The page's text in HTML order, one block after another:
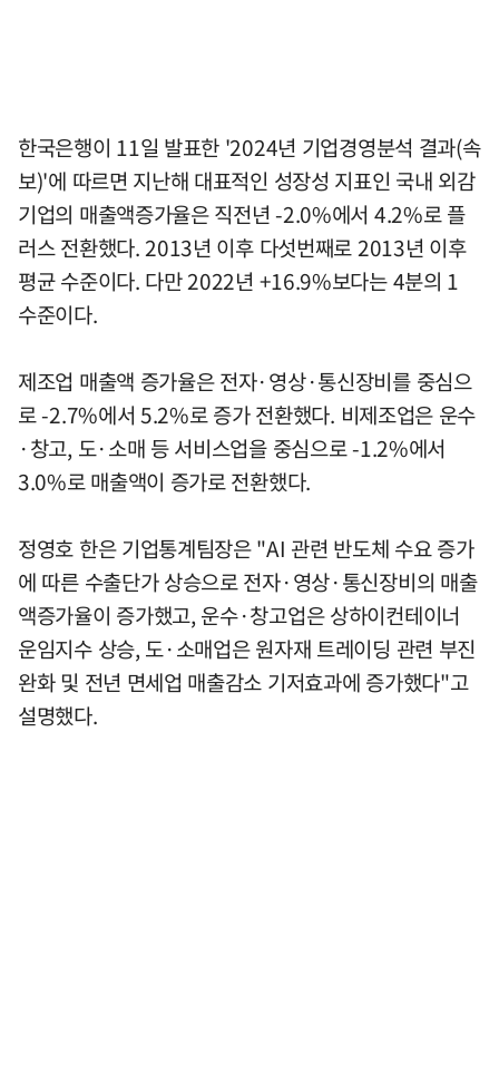
한국은행이 11일 발표한 '2024년 기업경영분석 결과(속
보)'에 따르면 지난해 대표적인 성장성 지표인 국내 외감
기업의 매출액증가율은 직전년 -2.0%에서 4.2%로 플
러스 전환했다. 2013년 이후 다섯번째로 2013년 이후
평균 수준이다. 다만 2022년 +16.9%보다는 4분의 1
수준이다.
제조업 매출액 증가율은 전자·영상·통신장비를 중심으
로 -2.7%에서 5.2%로 증가 전환했다. 비제조업은 운수
·창고, 도·소매 등 서비스업을 중심으로 -1.2%에서
3.0%로 매출액이 증가로 전환했다.
정영호 한은 기업통계팀장은 "AI 관련 반도체 수요 증가
에 따른 수출단가 상승으로 전자·영상·통신장비의 매출
액증가율이 증가했고, 운수·창고업은 상하이컨테이너
운임지수 상승, 도·소매업은 원자재 트레이딩 관련 부진
완화 및 전년 면세업 매출감소 기저효과에 증가했다"고
설명했다.